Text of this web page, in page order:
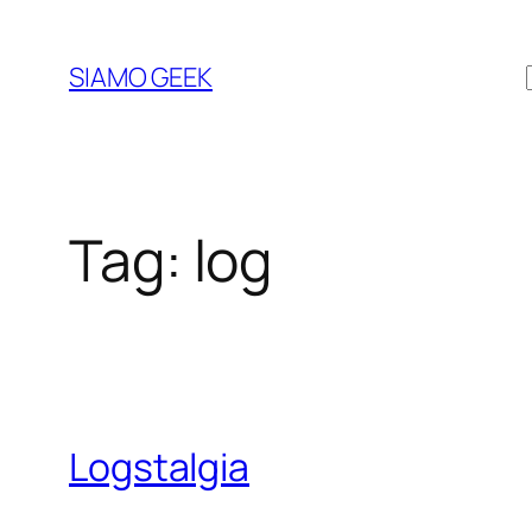
contenuto
SIAMO GEEK
Tag: log
Logstalgia